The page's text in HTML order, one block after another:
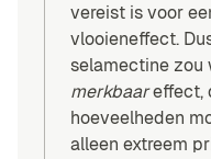
vereist is voor
vlooieneffect.
selamectine zou
merkbaareffect,
hoeveelheden
alleen extreem